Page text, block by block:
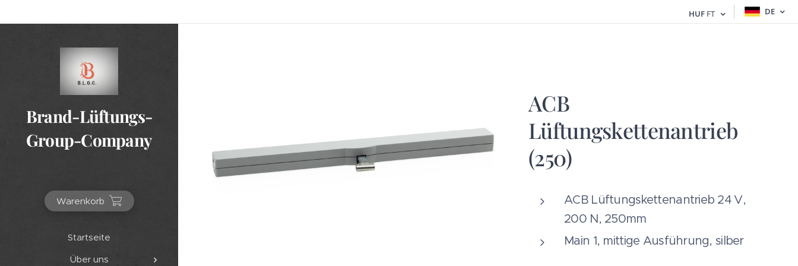
HUF FT DE
Brand-Lüftungs-
Group-Company
Warenkorb
Startseite
Über uns
ACB
Lüftungskettenantrieb
(250)
ACB Lüftungskettenantrieb 24 V,
200 N, 250mm
Main 1, mittige Ausführung, silber